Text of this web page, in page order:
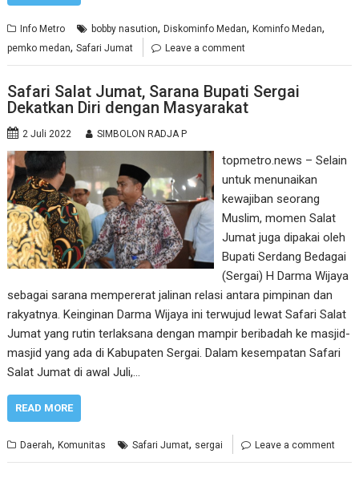
Info Metro bobby nasution,Diskominfo Medan,Kominfo Medan,
pemko medan,Safari Jumat Leave a comment
Safari Salat Jumat, Sarana Bupati Sergai
Dekatkan Diri dengan Masyarakat
2 Juli 2022 SIMBOLON RADJA P
topmetro.news – Selain
untuk menunaikan
kewajiban seorang
Muslim, momen Salat
Jumat juga dipakai oleh
Bupati Serdang Bedagai
(Sergai) H Darma Wijaya
sebagai sarana mempererat jalinan relasi antara pimpinan dan
rakyatnya. Keinginan Darma Wijaya ini terwujud lewat Safari Salat
Jumat yang rutin terlaksana dengan mampir beribadah ke masjid-
masjid yang ada di Kabupaten Sergai. Dalam kesempatan Safari
Salat Jumat di awal Juli,…
READ MORE
Daerah,Komunitas Safari Jumat, sergai Leave a comment